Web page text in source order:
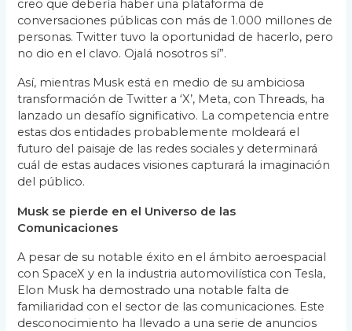
creo que debería haber una plataforma de
conversaciones públicas con más de 1.000 millones de
personas. Twitter tuvo la oportunidad de hacerlo, pero
no dio en el clavo. Ojalá nosotros sí”.
Así, mientras Musk está en medio de su ambiciosa
transformación de Twitter a ‘X’, Meta, con Threads, ha
lanzado un desafío significativo. La competencia entre
estas dos entidades probablemente moldeará el
futuro del paisaje de las redes sociales y determinará
cuál de estas audaces visiones capturará la imaginación
del público.
Musk se pierde en el Universo de las
Comunicaciones
A pesar de su notable éxito en el ámbito aeroespacial
con SpaceX y en la industria automovilística con Tesla,
Elon Musk ha demostrado una notable falta de
familiaridad con el sector de las comunicaciones. Este
desconocimiento ha llevado a una serie de anuncios